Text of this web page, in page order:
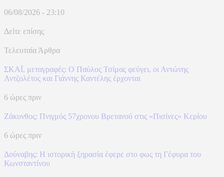
06/08/2026 - 23:10
Δείτε επίσης
Τελευταία Άρθρα
ΣΚΑΪ, μεταγραφές: Ο Παύλος Τσίμας φεύγει, οι Αντώνης
Αντζολέτος και Γιάννης Καντέλης έρχονται
6 ώρες πριν
Ζάκυνθος: Πνιγμός 57χρονου Βρετανού στις «Πισίνες» Κερίου
6 ώρες πριν
Δούναβης: Η ιστορική ξηρασία έφερε στο φως τη Γέφυρα του
Κωνσταντίνου